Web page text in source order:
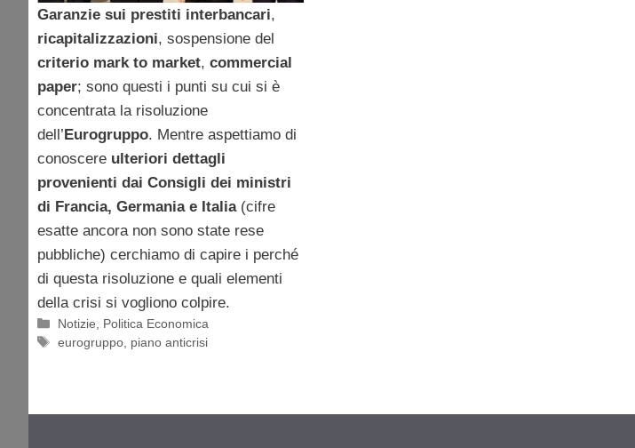
Garanzie sui prestiti interbancari,
ricapitalizzazioni, sospensione del
criterio mark to market, commercial
paper; sono questi i punti su cui si è
concentrata la risoluzione
dell’Eurogruppo. Mentre aspettiamo di
conoscere ulteriori dettagli
provenienti dai Consigli dei ministri
di Francia, Germania e Italia (cifre
esatte ancora non sono state rese
pubbliche) cerchiamo di capire i perché
di questa risoluzione e quali elementi
della crisi si vogliono colpire.
Categorie
Notizie
Politica Economica
Tag
eurogruppo piano anticrisi